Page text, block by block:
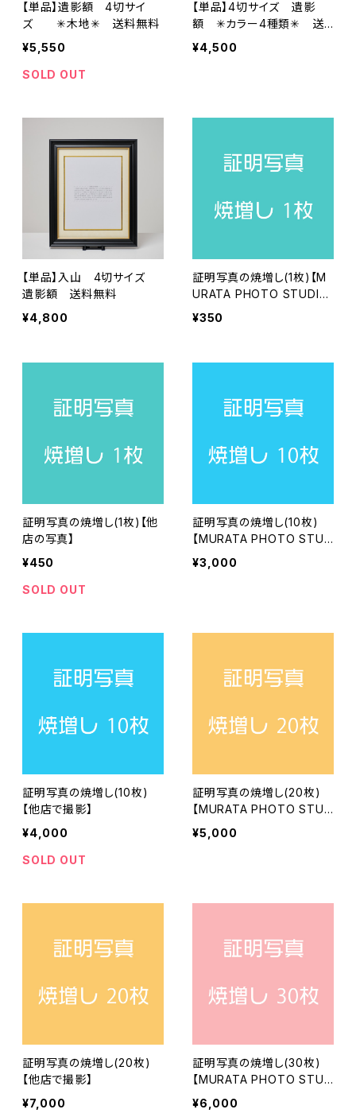
【単品】遺影額 4切サイ
ズ ✳︎木地✳︎ 送料無料
¥5,550
SOLD OUT
【単品】4切サイズ 遺影
額 ✳︎カラー4種類✳︎ 送
料無料
¥4,500
【単品】入山 4切サイズ
遺影額 送料無料
¥4,800
証明写真の焼増し(1枚)【M
URATA PHOTO STUDIO
で撮影】
¥350
証明写真の焼増し(1枚)【他
店の写真】
¥450
SOLD OUT
証明写真の焼増し(10枚)
【MURATA PHOTO STUD
IOで撮影】
¥3,000
証明写真の焼増し(10枚)
【他店で撮影】
¥4,000
SOLD OUT
証明写真の焼増し(20枚)
【MURATA PHOTO STUD
IOで撮影】
¥5,000
証明写真の焼増し(20枚)
【他店で撮影】
¥7,000
証明写真の焼増し(30枚)
【MURATA PHOTO STUD
IOで撮影】
¥6,000